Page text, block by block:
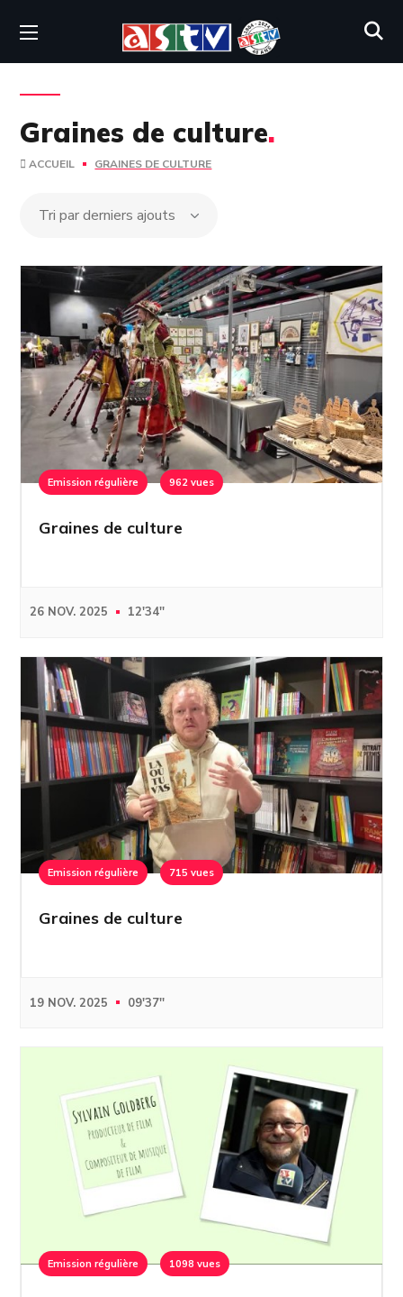
Graines de culture.
ACCUEIL GRAINES DE CULTURE
Emission régulière 962 vues
Graines de culture
26 NOV. 2025 12'34''
Emission régulière 715 vues
Graines de culture
19 NOV. 2025 09'37''
Emission régulière 1098 vues